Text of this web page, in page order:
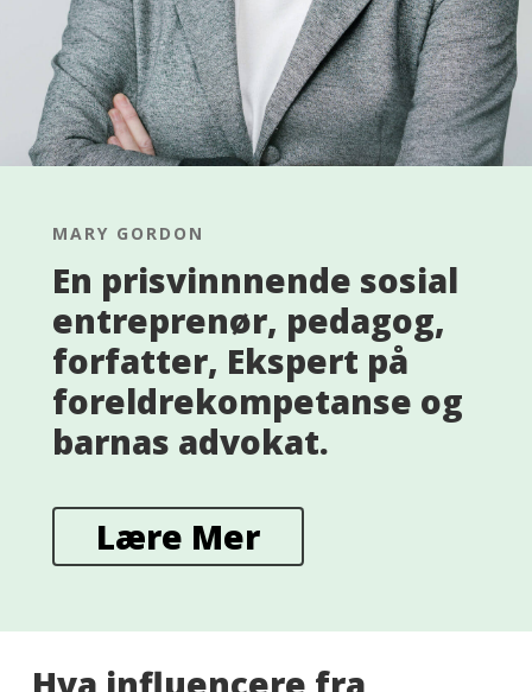
MARY GORDON
En prisvinnnende sosial
entreprenør, pedagog,
forfatter, Ekspert på
foreldrekompetanse og
barnas advokat.
Lære Mer